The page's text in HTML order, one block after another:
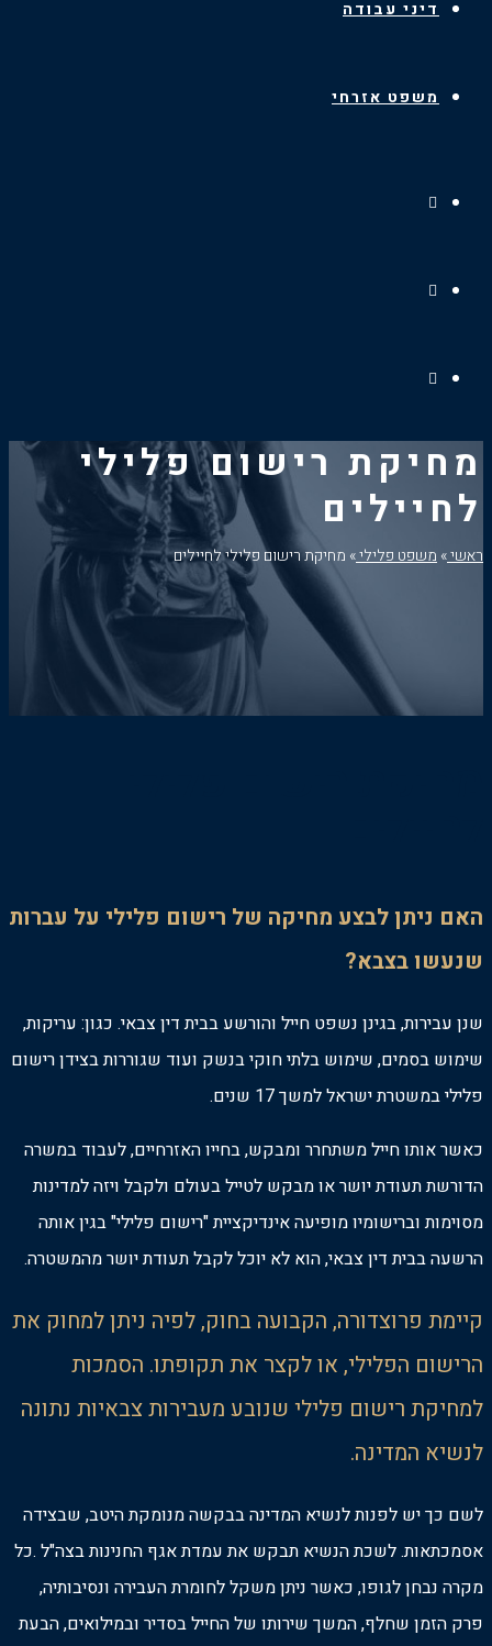
דיני עבודה
משפט אזרחי
מחיקת רישום פלילי
לחיילים
ראשי» משפט פלילי» מחיקת רישום פלילי לחיילים
האם ניתן לבצע מחיקה של רישום פלילי על עברות
שנעשו בצבא?
שנן עבירות, בגינן נשפט חייל והורשע בבית דין צבאי. כגון: עריקות,
שימוש בסמים, שימוש בלתי חוקי בנשק ועוד שגוררות בצידן רישום
פלילי במשטרת ישראל למשך 17 שנים.
כאשר אותו חייל משתחרר ומבקש, בחייו האזרחיים, לעבוד במשרה
הדורשת תעודת יושר או מבקש לטייל בעולם ולקבל ויזה למדינות
מסוימות וברישומיו מופיעה אינדיקציית "רישום פלילי" בגין אותה
הרשעה בבית דין צבאי, הוא לא יוכל לקבל תעודת יושר מהמשטרה.
קיימת פרוצדורה, הקבועה בחוק, לפיה ניתן למחוק את
הרישום הפלילי, או לקצר את תקופתו. הסמכות
למחיקת רישום פלילי שנובע מעבירות צבאיות נתונה
לנשיא המדינה.
לשם כך יש לפנות לנשיא המדינה בבקשה מנומקת היטב, שבצידה
אסמכתאות. לשכת הנשיא תבקש את עמדת אגף החנינות בצה"ל .כל
מקרה נבחן לגופו, כאשר ניתן משקל לחומרת העבירה ונסיבותיה,
פרק הזמן שחלף, המשך שירותו של החייל בסדיר ובמילואים, הבעת